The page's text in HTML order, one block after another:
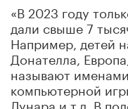
«В 2023 году
дали свыше 7
Например, детей
Донателла,
называют
компьютерной
Лунара и т.д. В